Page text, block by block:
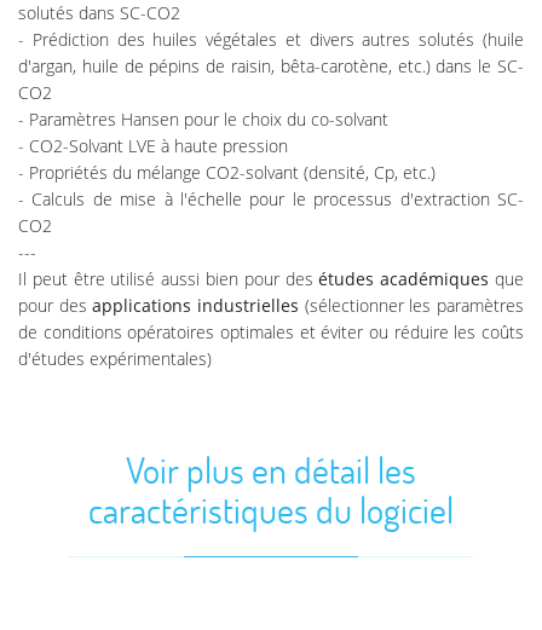
solutés dans SC-CO2
- Prédiction des huiles végétales et divers autres solutés (huile
d'argan, huile de pépins de raisin, bêta-carotène, etc.) dans le SC-
CO2
- Paramètres Hansen pour le choix du co-solvant
- CO2-Solvant LVE à haute pression
- Propriétés du mélange CO2-solvant (densité, Cp, etc.)
- Calculs de mise à l'échelle pour le processus d'extraction SC-
CO2
---
Il peut être utilisé aussi bien pour desétudes académiques que
pour desapplications industrielles (sélectionner les paramètres
de conditions opératoires optimales et éviter ou réduire les coûts
d'études expérimentales)
Voir plus en détail les
caractéristiques du logiciel